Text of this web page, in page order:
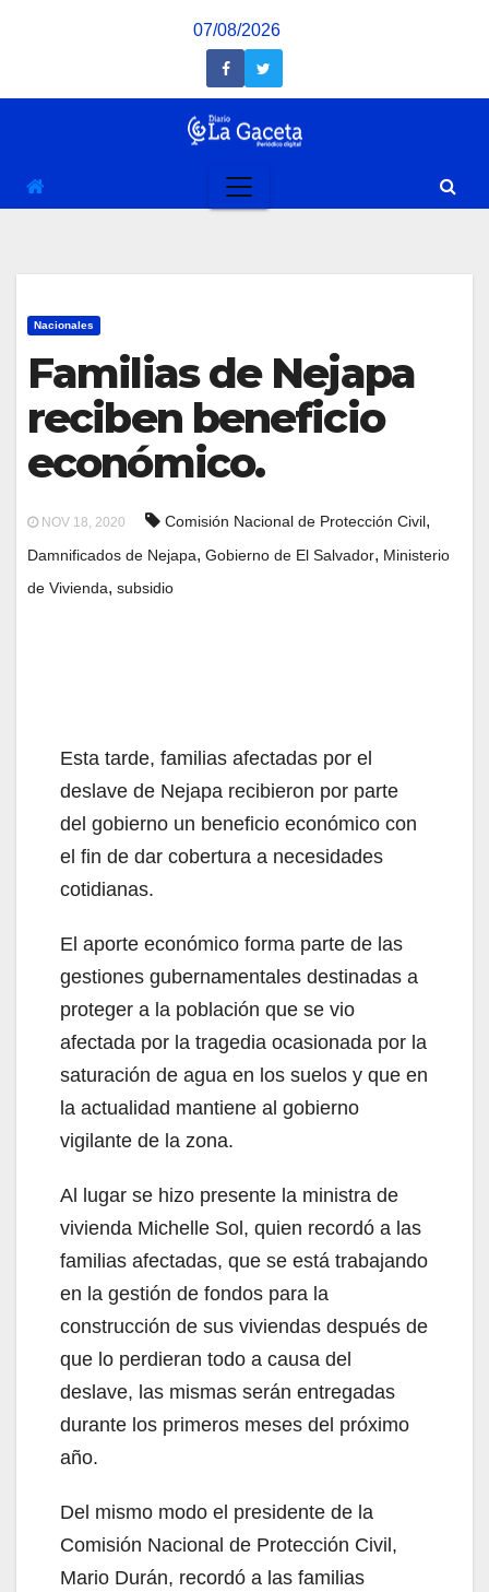
07/08/2026
Nacionales
Familias de Nejapa
reciben beneficio
económico.
NOV 18, 2020 Comisión Nacional de Protección Civil,
Damnificados de Nejapa, Gobierno de El Salvador, Ministerio
de Vivienda, subsidio
Esta tarde, familias afectadas por el
deslave de Nejapa recibieron por parte
del gobierno un beneficio económico con
el fin de dar cobertura a necesidades
cotidianas.
El aporte económico forma parte de las
gestiones gubernamentales destinadas a
proteger a la población que se vio
afectada por la tragedia ocasionada por la
saturación de agua en los suelos y que en
la actualidad mantiene al gobierno
vigilante de la zona.
Al lugar se hizo presente la ministra de
vivienda Michelle Sol, quien recordó a las
familias afectadas, que se está trabajando
en la gestión de fondos para la
construcción de sus viviendas después de
que lo perdieran todo a causa del
deslave, las mismas serán entregadas
durante los primeros meses del próximo
año.
Del mismo modo el presidente de la
Comisión Nacional de Protección Civil,
Mario Durán, recordó a las familias